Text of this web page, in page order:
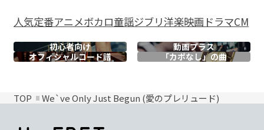
人気定番アニメボカロ童謡ジブリ洋楽映画ドラマCM
初心者向け
動画プラス
オフィシャルコード譜 「カポなし」の曲
TOP We`ve Only Just Begun (愛のプレリュード)